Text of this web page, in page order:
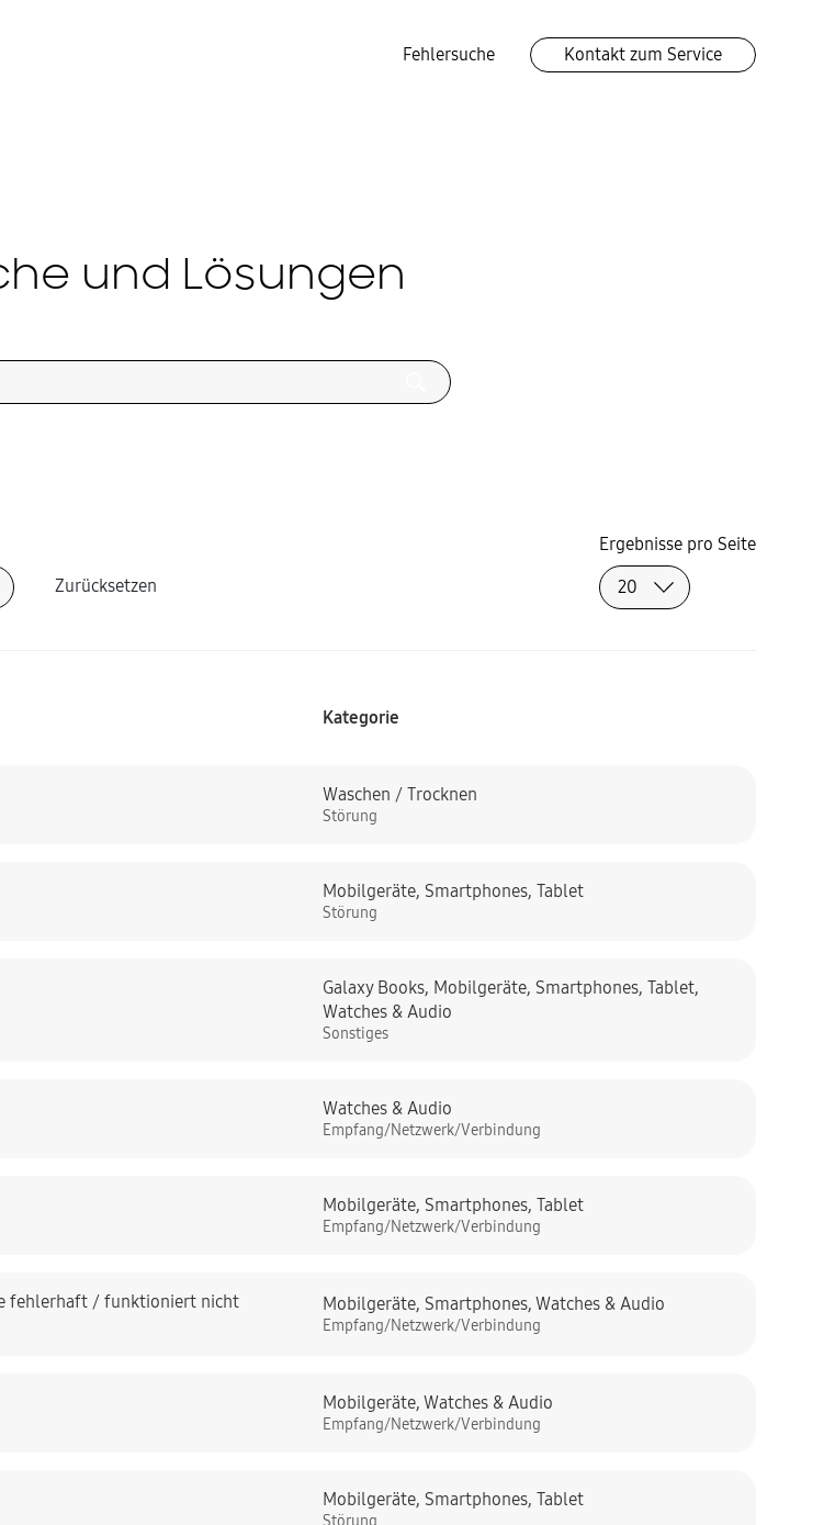
Fehlersuche Kontakt zum Service
und Lösungen
Zurücksetzen
Ergebnisse pro Seite
Kategorie
Waschen / Trocknen
Störung
Mobilgeräte,Smartphones,Tablet
Störung
Galaxy Books, Mobilgeräte,Smartphones,Tablet,
Watches & Audio
Sonstiges
Watches & Audio
Empfang/Netzwerk/Verbindung
Mobilgeräte,Smartphones,Tablet
Empfang/Netzwerk/Verbindung
fehlerhaft / funktioniert nicht
Mobilgeräte,Smartphones,Watches & Audio
Empfang/Netzwerk/Verbindung
Mobilgeräte,Watches & Audio
Empfang/Netzwerk/Verbindung
Mobilgeräte,Smartphones,Tablet
Störung